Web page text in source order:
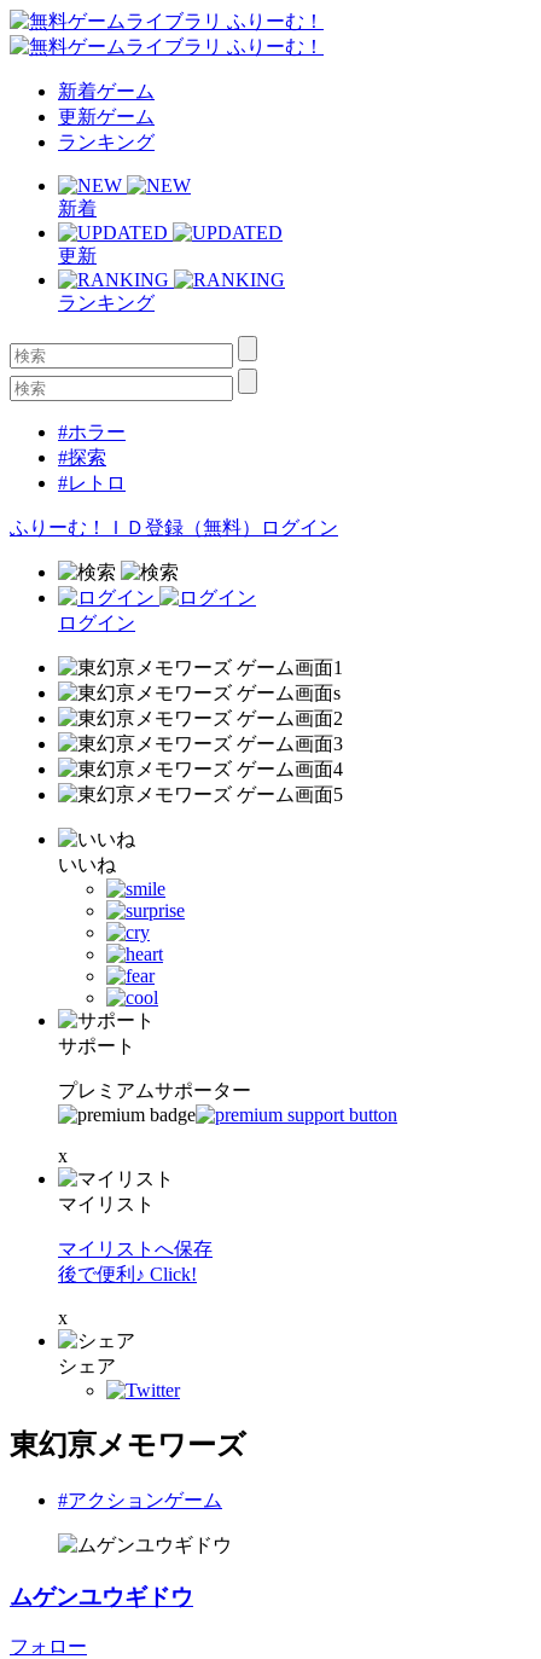
新着ゲーム
更新ゲーム
ランキング
新着
更新
ランキング
#ホラー
#探索
#レトロ
ふりーむ！ＩＤ登録（無料） ログイン
ログイン
いいね
サポート
プレミアムサポーター
x
マイリスト
マイリストへ保存
後で便利♪ Click!
x
シェア
東幻亰メモワーズ
#アクションゲーム
ムゲンユウギドウ
フォロー